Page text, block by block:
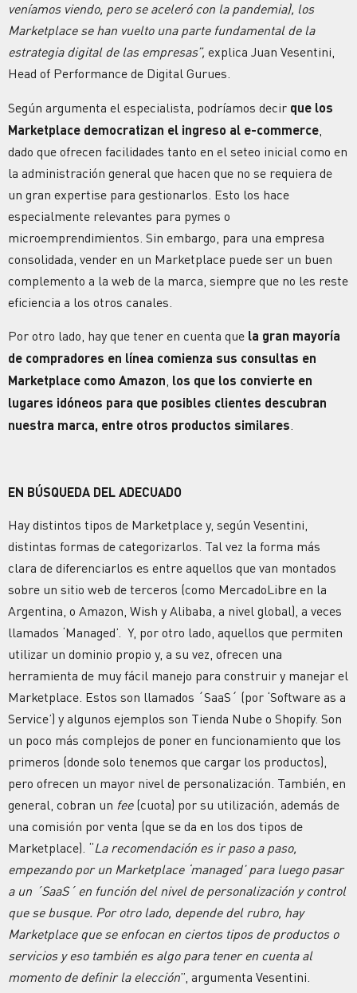
veníamos viendo, pero se aceleró con la pandemia), los
Marketplace se han vuelto una parte fundamental de la
estrategia digital de las empresas”, explica Juan Vesentini,
Head of Performance de Digital Gurues.
Según argumenta el especialista, podríamos decir que los
Marketplace democratizan el ingreso al e-commerce
dado que ofrecen facilidades tanto en el seteo inicial como en
la administración general que hacen que no se requiera de
un gran expertise para gestionarlos. Esto los hace
especialmente relevantes para pymes o
microemprendimientos. Sin embargo, para una empresa
consolidada, vender en un Marketplace puede ser un buen
complemento a la web de la marca, siempre que no les reste
eficiencia a los otros canales.
Por otro lado, hay que tener en cuenta que la gran mayoría
de compradores en línea comienza sus consultas en
Marketplace como Amazon, los que los convierte en
lugares idóneos para que posibles clientes descubran
nuestra marca, entre otros productos similares.
EN BÚSQUEDA DEL ADECUADO
Hay distintos tipos de Marketplace y, según Vesentini,
distintas formas de categorizarlos. Tal vez la forma más
clara de diferenciarlos es entre aquellos que van montados
sobre un sitio web de terceros (como MercadoLibre en la
Argentina, o Amazon, Wish y Alibaba, a nivel global), a veces
llamados ‘Managed’. Y, por otro lado, aquellos que permiten
utilizar un dominio propio y, a su vez, ofrecen una
herramienta de muy fácil manejo para construir y manejar el
Marketplace. Estos son llamados ´SaaS´ (por ‘Software as a
Service’) y algunos ejemplos son Tienda Nube o Shopify. Son
un poco más complejos de poner en funcionamiento que los
primeros (donde solo tenemos que cargar los productos),
pero ofrecen un mayor nivel de personalización. También, en
general, cobran un fee(cuota) por su utilización, además de
una comisión por venta (que se da en los dos tipos de
Marketplace). “La recomendación es ir paso a paso,
empezando por un Marketplace ‘managed’ para luego pasar
a un ´SaaS´ en función del nivel de personalización y control
que se busque. Por otro lado, depende del rubro, hay
Marketplace que se enfocan en ciertos tipos de productos o
servicios y eso también es algo para tener en cuenta al
momento de definir la elección”, argumenta Vesentini.